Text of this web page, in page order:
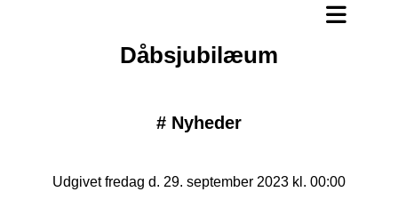
Dåbsjubilæum
# Nyheder
Udgivet fredag d. 29. september 2023 kl. 00:00